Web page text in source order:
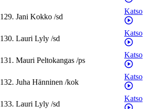
129. Jani Kokko /sd
Katso
130. Lauri Lyly /sd
Katso
131. Mauri Peltokangas /ps
Katso
132. Juha Hänninen /kok
Katso
133. Lauri Lyly /sd
Katso